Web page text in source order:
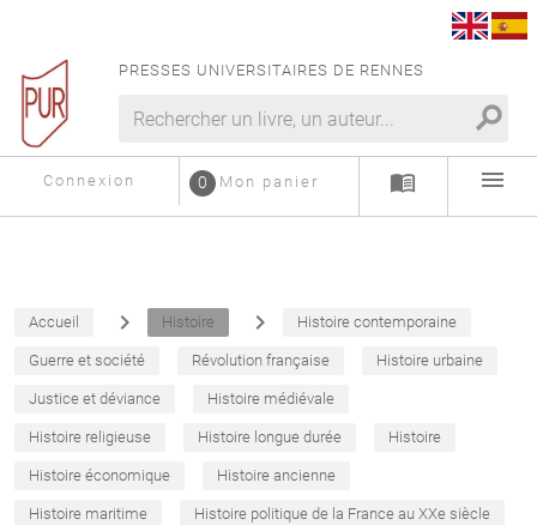
PRESSES UNIVERSITAIRES DE RENNES
search
Connexion Mon panier
0 menu_book menu
Accueil navigate_next Histoire navigate_next Histoire contemporaine
Guerre et société Révolution française Histoire urbaine
Justice et déviance Histoire médiévale
Histoire religieuse Histoire longue durée Histoire
Histoire économique Histoire ancienne
Histoire maritime Histoire politique de la France au XXe siècle